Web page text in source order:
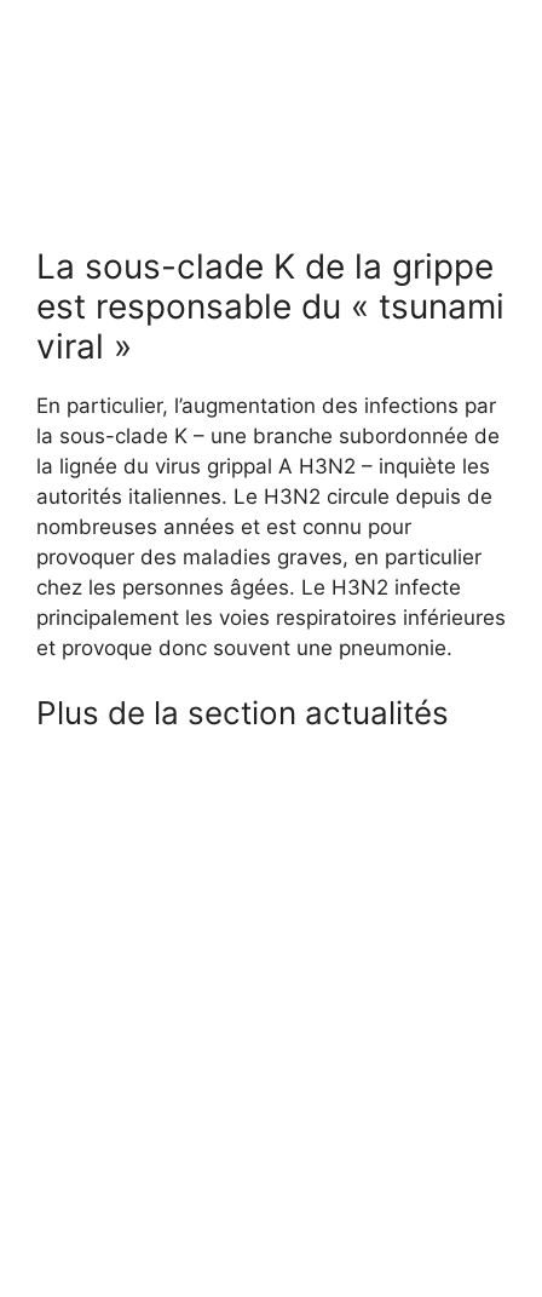
La sous-clade K de la grippe
est responsable du « tsunami
viral »
En particulier, l’augmentation des infections par
la sous-clade K – une branche subordonnée de
la lignée du virus grippal A H3N2 – inquiète les
autorités italiennes. Le H3N2 circule depuis de
nombreuses années et est connu pour
provoquer des maladies graves, en particulier
chez les personnes âgées. Le H3N2 infecte
principalement les voies respiratoires inférieures
et provoque donc souvent une pneumonie.
Plus de la section actualités